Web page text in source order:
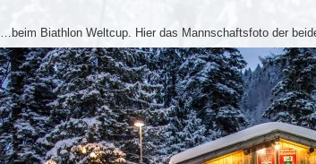
…beim Biathlon Weltcup. Hier das Mannschaftsfoto der